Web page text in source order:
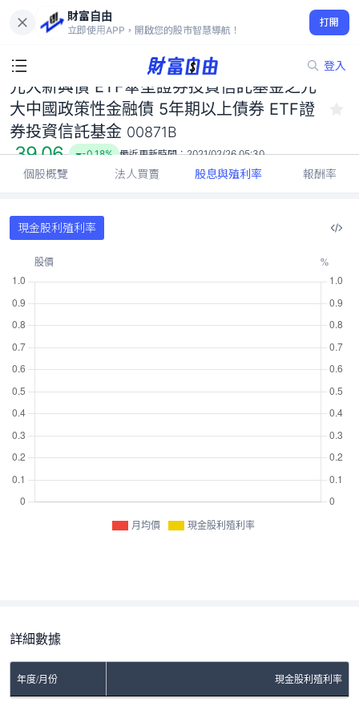
財富自由
立即使用APP，開啟您的股市智慧導航！
打開
登入
元大新興債 ETF傘型證券投資信託基金之元大中國政策性金融債 5
年期以上債券 ETF證券投資信託基金 00871B
39.06
-0.18%
元大新興債 ETF傘型證券投資信託基金之元
大中國政策性金融債 5年期以上債券 ETF證
券投資信託基金 00871B
39.06 -0.18% 最近更新時間：2021/02/26 05:30
個股概覽 法人買賣 股息與殖利率 報酬率
現金股利殖利率
月均價 現金股利殖利率
詳細數據
年度/月份 現金股利殖利率